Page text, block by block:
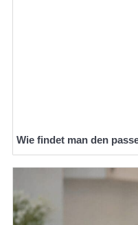
Wie findet man den